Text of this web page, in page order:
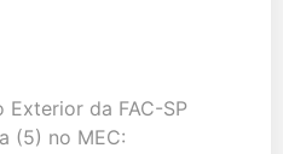
da FAC-SP
(5) no MEC: